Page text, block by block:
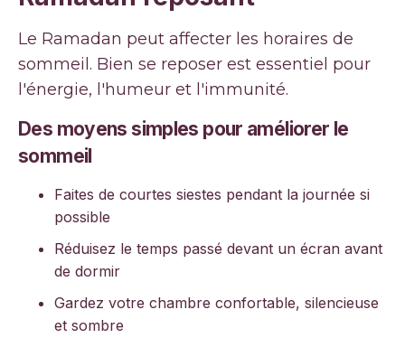
Le Ramadan peut affecter les horaires de
sommeil. Bien se reposer est essentiel pour
l'énergie, l'humeur et l'immunité.
Des moyens simples pour améliorer le
sommeil
Faites de courtes siestes pendant la journée si
possible
Réduisez le temps passé devant un écran avant
de dormir
Gardez votre chambre confortable, silencieuse
et sombre